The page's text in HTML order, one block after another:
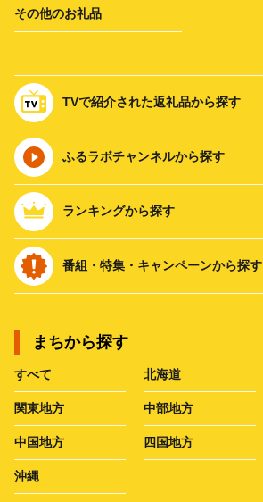
その他のお礼品
TVで紹介された返礼品から探す
ふるラボチャンネルから探す
ランキングから探す
番組・特集・キャンペーンから探す
まちから探す
すべて 北海道
関東地方 中部地方
中国地方 四国地方
沖縄